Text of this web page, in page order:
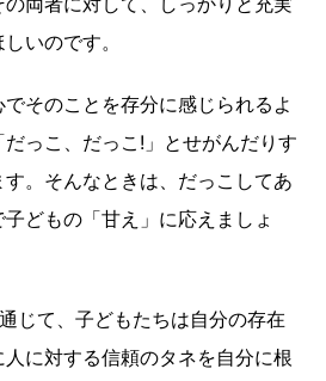
いのです。
そのことを存分に感じられるよ
っこ、だっこ!」とせがんだりす
。そんなときは、だっこしてあ
どもの「甘え」に応えましょ
じて、子どもたちは自分の存在
に対する信頼のタネを自分に根